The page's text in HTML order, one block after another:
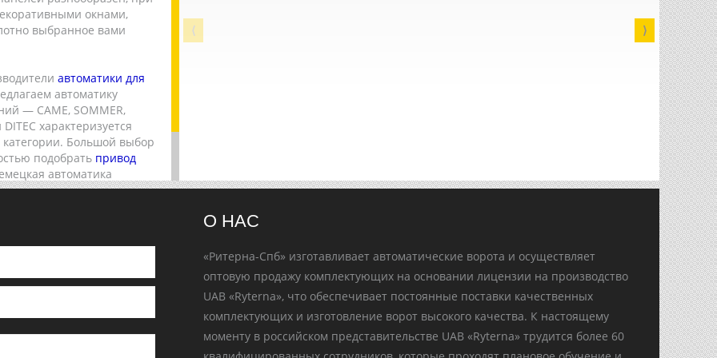
окнами,
выбранное вами
автоматики для
автоматику
— CAME, SOMMER,
DITEC характеризуется
категории. Большой выбор
подобрать привод
автоматика
В приводах Sommer
⟨ ⟩
О НАС
«Ритерна-Спб» изготавливает автоматические ворота и осуществляет
оптовую продажу комплектующих на основании лицензии на производство
UAB «Ryterna», что обеспечивает постоянные поставки качественных
комплектующих и изготовление ворот высокого качества. К настоящему
моменту в российском представительстве UAB «Ryterna» трудится более 60